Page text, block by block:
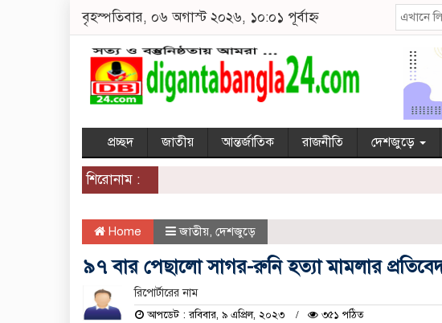
বৃহস্পতিবার, ০৬ অগাস্ট ২০২৬, ১০:০১ পূর্বাহ্ন
প্রচ্ছদ জাতীয় আন্তর্জাতিক রাজনীতি দেশজুড়ে
শিরোনাম :
Home জাতীয়, দেশজুড়ে
৯৭ বার পেছালো সাগর-রুনি হত্যা মামলার
রিপোর্টারের নাম
আপডেট : রবিবার, ৯ এপ্রিল, ২০২৩ ৩৫১ পঠিত